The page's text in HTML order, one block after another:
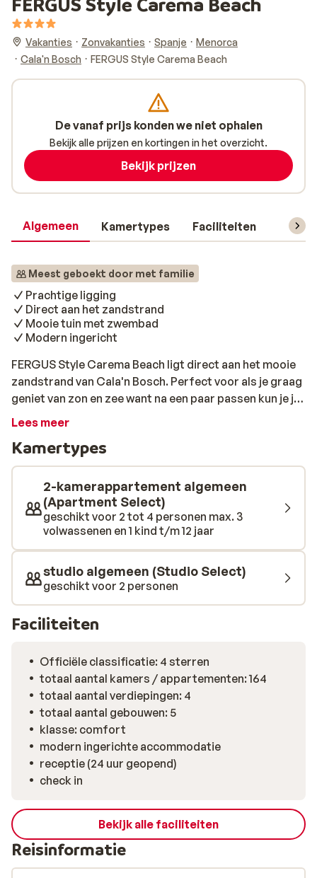
Vakanties Zonvakanties Spanje
Menorca
Cala'n Bosch
FERGUS Style Carema Beach
Algemeen Kamertypes Faciliteiten
Meest geboekt door met familie
Prachtige ligging
Direct aan het zandstrand
Mooie tuin met zwembad
Modern ingericht
FERGUS Style Carema Beach ligt direct aan het mooie
zandstrand van Cala'n Bosch. Perfect voor als je graag
geniet van zon en zee want na een paar passen kun je je
handdoekje al uitrollen. Ben je op zoek naar wat
dit vind je op loopafstand. Bij de appartementen kun je
goed relaxen in de tuin met wuivende palmbomen. Er is
een mooi zwembad voor de nodige uurtjes waterpret
en op een van de ligbedjes droom je vast en zeker af en
toe even weg, heerlijk! Bij de poolbar wordt gezorgd
voor je favoriete drankje en diverse lichte maaltijden.
Je zult hier zeker genieten van een welverdiende
vakantie!
Lees meer
Kamertypes
2-kamerappartement algemeen
(Apartment Select)
geschikt voor 2 tot 4 personen max. 3
volwassenen en 1 kind t/m 12 jaar
studio algemeen (Studio Select)
geschikt voor 2 personen
Faciliteiten
Officiële classificatie: 4 sterren
totaal aantal kamers / appartementen: 164
totaal aantal verdiepingen: 4
totaal aantal gebouwen: 5
klasse: comfort
modern ingerichte accommodatie
receptie (24 uur geopend)
check in
Bekijk alle faciliteiten
Reisinformatie
De vanaf prijs konden we niet ophalen
Bekijk alle prijzen en kortingen in het overzicht.
Bekijk prijzen